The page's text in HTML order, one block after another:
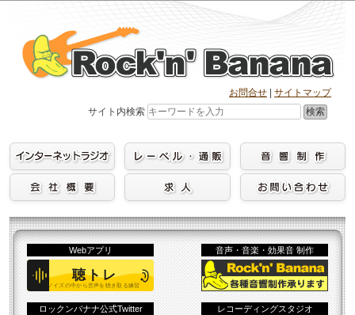
content
お問合せ
サイトマップ
サイト内検索
検索
Webアプリ 音声・音楽・効果音 制作
ロックンバナナ公式Twitter レコーディングスタジオ